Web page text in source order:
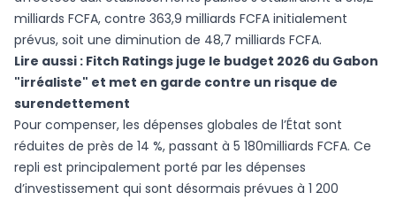
milliards FCFA, contre 363,9 milliards FCFA initialement
prévus, soit une diminution de 48,7 milliards FCFA.
Lire aussi : Fitch Ratings juge le budget 2026 du Gabon
"irréaliste" et met en garde contre un risque de
surendettement
Pour compenser, les dépenses globales de l’État sont
réduites de près de 14 %, passant à 5 180milliards FCFA. Ce
repli est principalement porté par les dépenses
d’investissement qui sont désormais prévues à 1 200